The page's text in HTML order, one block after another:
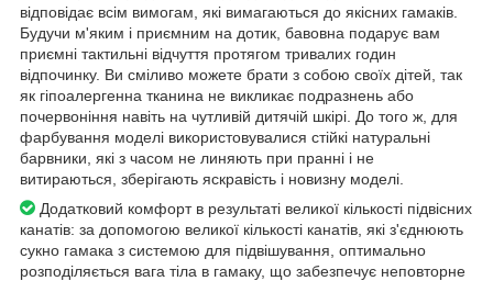
відповідає всім вимогам, які вимагаються до якісних гамаків.
Будучи м'яким і приємним на дотик, бавовна подарує вам
приємні тактильні відчуття протягом тривалих годин
відпочинку. Ви сміливо можете брати з собою своїх дітей, так
як гіпоалергенна тканина не викликає подразнень або
почервоніння навіть на чутливій дитячій шкірі. До того ж, для
фарбування моделі використовувалися стійкі натуральні
барвники, які з часом не линяють при пранні і не
витираються, зберігають яскравість і новизну моделі.
Додатковий комфорт в результаті великої кількості підвісних
канатів: за допомогою великої кількості канатів, які з'єднюють
сукно гамака з системою для підвішування, оптимально
розподіляється вага тіла в гамаку, що забезпечує неповторне